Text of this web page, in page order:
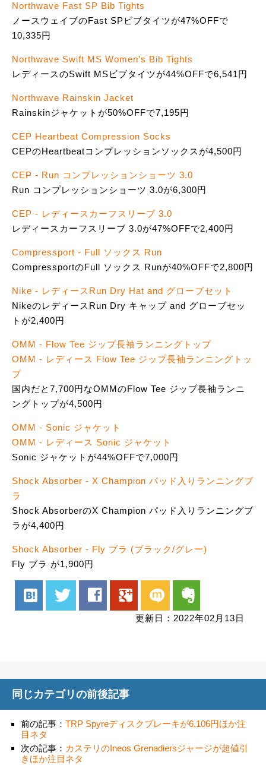
Northwave Fast SP Bib Tights
ノースウェイブのFast SPビブタイツが47%OFFで
10,335円
Northwave Swift MS Women's Bib Tights
レディースのSwift MSビブタイツが44%OFFで6,541円
Northwave Rainskin Jacket
Rainskinジャケットが50%OFFで7,195円
CEP Heartbeat Compression Socks
CEPのHeartbeatコンプレッションソックスが4,500円
CEP - Run コンプレッションショーツ 3.0
Run コンプレッションショーツ 3.0が6,300円
CEP - レディースカーフスリーブ 3.0
レディースカーフスリーブ 3.0が47%OFFで2,400円
Compressport - Full ソックス Run
CompressportのFull ソックス Runが40%OFFで2,800円
Nike - レディースRun Dry Hat and グローブセット
NikeのレディースRun Dry キャップ and グローブセッ
トが2,400円
OMM - Flow Tee ジップ長袖ランニングトップ
OMM - レディース Flow Tee ジップ長袖ランニングトッ
プ
国内だと7,700円なOMMのFlow Tee ジップ長袖ランニ
ングトップが4,500円
OMM - Sonic ジャケット
OMM - レディース Sonic ジャケット
Sonic ジャケットが44%OFFで7,000円
Shock Absorber - X Champion パッド入りランニングブ
ラ
Shock AbsorberのX Champion パッド入りランニングブ
ラが4,400円
Shock Absorber - Fly ブラ (ブラック/グレー)
Fly ブラ が1,900円
hatenabookmark twitter facebook google mixi evernote
更新日：2022年02月13日
同じカテゴリの前後記事
前の記事： TRP Spyreディスクブレーキが6,106円ほか注
目ネタ
次の記事： カステリのIneos Grenadiersジャージが超値引
きほか注目ネタ